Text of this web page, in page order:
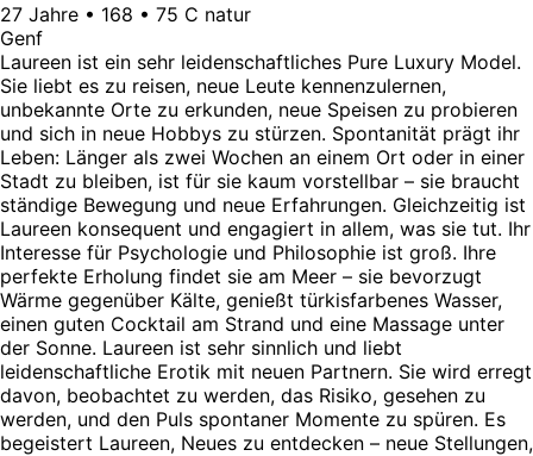
27 Jahre • 168 • 75 C natur
Genf
Laureen ist ein sehr leidenschaftliches Pure Luxury Model.
Sie liebt es zu reisen, neue Leute kennenzulernen,
unbekannte Orte zu erkunden, neue Speisen zu probieren
und sich in neue Hobbys zu stürzen. Spontanität prägt ihr
Leben: Länger als zwei Wochen an einem Ort oder in einer
Stadt zu bleiben, ist für sie kaum vorstellbar – sie braucht
ständige Bewegung und neue Erfahrungen. Gleichzeitig ist
Laureen konsequent und engagiert in allem, was sie tut. Ihr
Interesse für Psychologie und Philosophie ist groß. Ihre
perfekte Erholung findet sie am Meer – sie bevorzugt
Wärme gegenüber Kälte, genießt türkisfarbenes Wasser,
einen guten Cocktail am Strand und eine Massage unter
der Sonne. Laureen ist sehr sinnlich und liebt
leidenschaftliche Erotik mit neuen Partnern. Sie wird erregt
davon, beobachtet zu werden, das Risiko, gesehen zu
werden, und den Puls spontaner Momente zu spüren. Es
begeistert Laureen, Neues zu entdecken – neue Stellungen,